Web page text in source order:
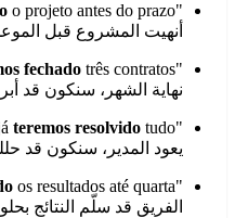
"
أنهيت المشروع قبل
"Até o final do mês,
fechado
نهاية الشهر، سنكون قد
"Quando o chefe voltar, já
teremos resolvido
يعود المدير، سنكون قد
"A equipe
الفريق قد سلّم النتائج